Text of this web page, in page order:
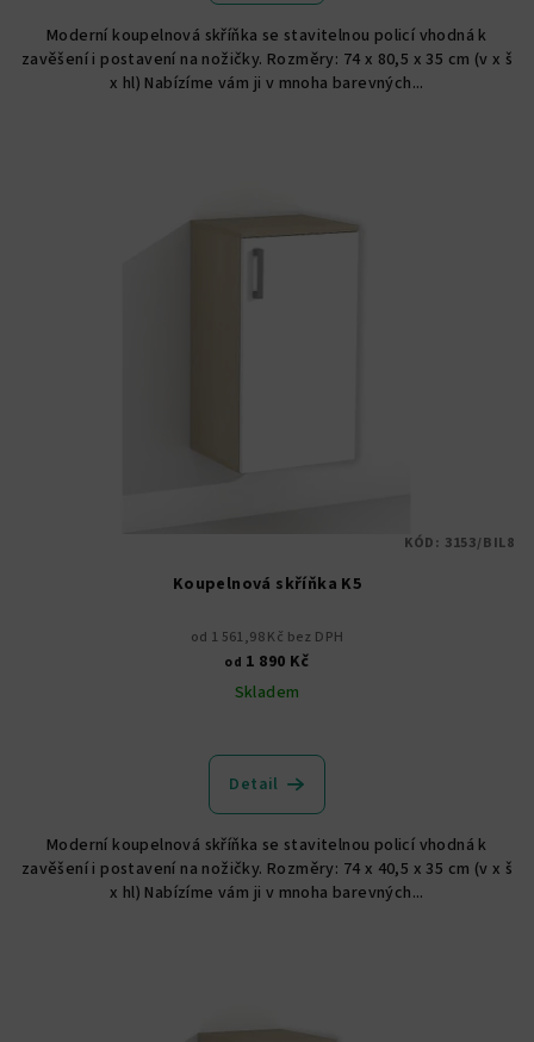
z
5
hvězdiček.
Moderní koupelnová skříňka se stavitelnou policí vhodná k
zavěšení i postavení na nožičky. Rozměry: 74 x 80,5 x 35 cm (v x š
x hl) Nabízíme vám ji v mnoha barevných...
Koupelnová skříňka K5
od 1 561,98 Kč bez DPH
od 1 890 Kč
Skladem
hodnocení
produktu
z
5
hvězdiček.
Detail
Moderní koupelnová skříňka se stavitelnou policí vhodná k
zavěšení i postavení na nožičky. Rozměry: 74 x 40,5 x 35 cm (v x š
x hl) Nabízíme vám ji v mnoha barevných...
KÓD: 3153/BIL8